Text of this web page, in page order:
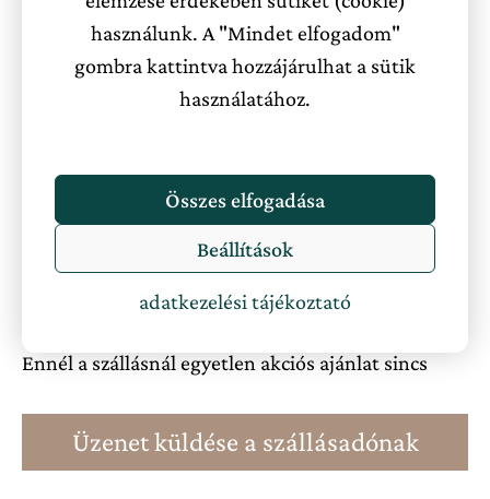
használunk. A "Mindet elfogadom"
gombra kattintva hozzájárulhat a sütik
használatához.
Összes elfogadása
Beállítások
adatkezelési tájékoztató
12.01 – 02.28
Nincs megadva
03.01 – 05.31
Nincs megadva
Akciós ajánlatok
Ennél a szállásnál egyetlen akciós ajánlat sincs
Üzenet küldése a szállásadónak